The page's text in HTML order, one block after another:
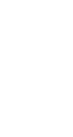
já
no
em